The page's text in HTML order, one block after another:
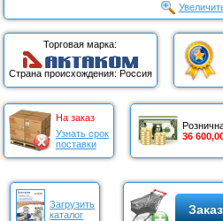
Торговая марка:
Страна происхождения: Россия
На заказ
Узнать срок
поставки
36
Загрузить
каталог